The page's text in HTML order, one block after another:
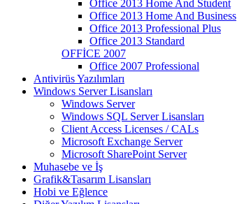
Office 2013 Home And Student
Office 2013 Home And Business
Office 2013 Professional Plus
Office 2013 Standard
OFFİCE 2007
Office 2007 Professional
Antivirüs Yazılımları
Windows Server Lisansları
Windows Server
Windows SQL Server Lisansları
Client Access Licenses / CALs
Microsoft Exchange Server
Microsoft SharePoint Server
Muhasebe ve İş
Grafik&Tasarım Lisansları
Hobi ve Eğlence